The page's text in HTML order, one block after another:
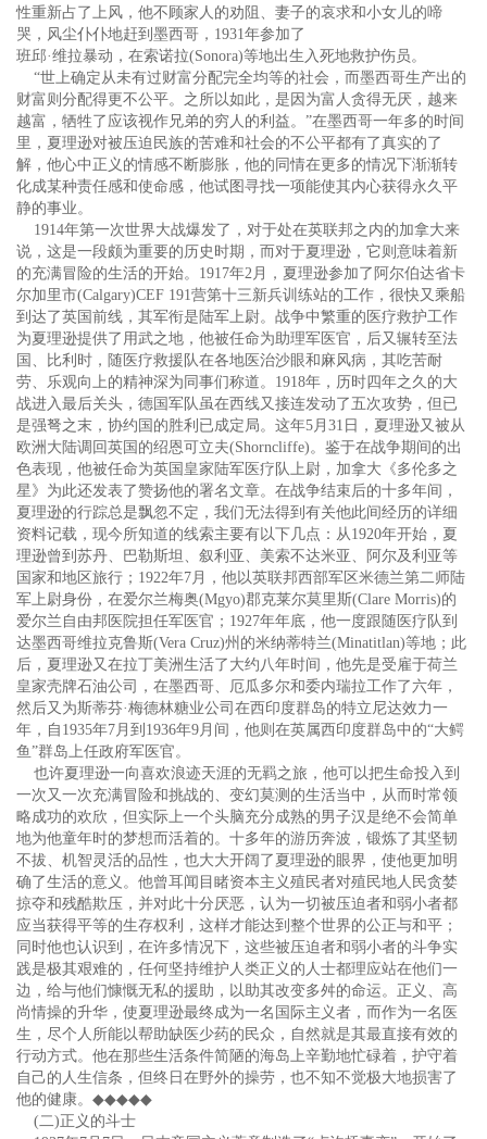
性重新占了上风，他不顾家人的劝阻、妻子的哀求和小女儿的啼
哭，风尘仆仆地赶到墨西哥，1931年参加了
班邱·维拉暴动，在索诺拉(Sonora)等地出生入死地救护伤员。
“世上确定从未有过财富分配完全均等的社会，而墨西哥生产出的
财富则分配得更不公平。之所以如此，是因为富人贪得无厌，越来
越富，牺牲了应该视作兄弟的穷人的利益。”在墨西哥一年多的时间
里，夏理逊对被压迫民族的苦难和社会的不公平都有了真实的了
解，他心中正义的情感不断膨胀，他的同情在更多的情况下渐渐转
化成某种责任感和使命感，他试图寻找一项能使其内心获得永久平
静的事业。
1914年第一次世界大战爆发了，对于处在英联邦之内的加拿大来
说，这是一段颇为重要的历史时期，而对于夏理逊，它则意味着新
的充满冒险的生活的开始。1917年2月，夏理逊参加了阿尔伯达省卡
尔加里市(Calgary)CEF 191营第十三新兵训练站的工作，很快又乘船
到达了英国前线，其军衔是陆军上尉。战争中繁重的医疗救护工作
为夏理逊提供了用武之地，他被任命为助理军医官，后又辗转至法
国、比利时，随医疗救援队在各地医治沙眼和麻风病，其吃苦耐
劳、乐观向上的精神深为同事们称道。1918年，历时四年之久的大
战进入最后关头，德国军队虽在西线又接连发动了五次攻势，但已
是强弩之末，协约国的胜利已成定局。这年5月31日，夏理逊又被从
欧洲大陆调回英国的绍恩可立夫(Shorncliffe)。鉴于在战争期间的出
色表现，他被任命为英国皇家陆军医疗队上尉，加拿大《多伦多之
星》为此还发表了赞扬他的署名文章。在战争结束后的十多年间，
夏理逊的行踪总是飘忽不定，我们无法得到有关他此间经历的详细
资料记载，现今所知道的线索主要有以下几点：从1920年开始，夏
理逊曾到苏丹、巴勒斯坦、叙利亚、美索不达米亚、阿尔及利亚等
国家和地区旅行；1922年7月，他以英联邦西部军区米德兰第二师陆
军上尉身份，在爱尔兰梅奥(Mgyo)郡克莱尔莫里斯(Clare Morris)的
爱尔兰自由邦医院担任军医官；1927年年底，他一度跟随医疗队到
达墨西哥维拉克鲁斯(Vera Cruz)州的米纳蒂特兰(Minatitlan)等地；此
后，夏理逊又在拉丁美洲生活了大约八年时间，他先是受雇于荷兰
皇家壳牌石油公司，在墨西哥、厄瓜多尔和委内瑞拉工作了六年，
然后又为斯蒂芬·梅德林糖业公司在西印度群岛的特立尼达效力一
年，自1935年7月到1936年9月间，他则在英属西印度群岛中的“大鳄
鱼”群岛上任政府军医官。
也许夏理逊一向喜欢浪迹天涯的无羁之旅，他可以把生命投入到
一次又一次充满冒险和挑战的、变幻莫测的生活当中，从而时常领
略成功的欢欣，但实际上一个头脑充分成熟的男子汉是绝不会简单
地为他童年时的梦想而活着的。十多年的游历奔波，锻炼了其坚韧
不拔、机智灵活的品性，也大大开阔了夏理逊的眼界，使他更加明
确了生活的意义。他曾耳闻目睹资本主义殖民者对殖民地人民贪婪
掠夺和残酷欺压，并对此十分厌恶，认为一切被压迫者和弱小者都
应当获得平等的生存权利，这样才能达到整个世界的公正与和平；
同时他也认识到，在许多情况下，这些被压迫者和弱小者的斗争实
践是极其艰难的，任何坚持维护人类正义的人士都理应站在他们一
边，给与他们慷慨无私的援助，以助其改变多舛的命运。正义、高
尚情操的升华，使夏理逊最终成为一名国际主义者，而作为一名医
生，尽个人所能以帮助缺医少药的民众，自然就是其最直接有效的
行动方式。他在那些生活条件简陋的海岛上辛勤地忙碌着，护守着
自己的人生信条，但终日在野外的操劳，也不知不觉极大地损害了
他的健康。 ◆◆◆◆◆
(二)正义的斗士